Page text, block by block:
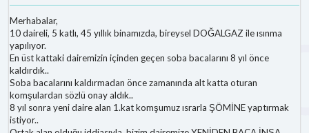
Merhabalar,
10 daireli, 5 katlı, 45 yıllık binamızda, bireysel DOĞALGAZ ile ısınma
yapılıyor.
En üst kattaki dairemizin içinden geçen soba bacalarını 8 yıl önce
kaldırdık..
Soba bacalarını kaldırmadan önce zamanında alt katta oturan
komşulardan sözlü onay aldık..
8 yıl sonra yeni daire alan 1.kat komşumuz ısrarla ŞÖMİNE yaptırmak
istiyor..